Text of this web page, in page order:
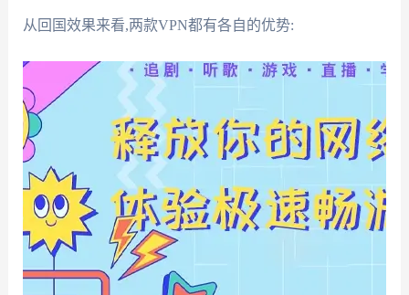
从回国效果来看,两款VPN都有各自的优势: